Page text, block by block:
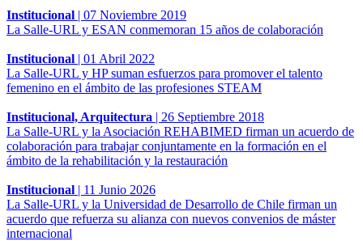
Institucional | 07 Noviembre 2019
La Salle-URL y ESAN conmemoran 15 años de colaboración
Institucional | 01 Abril 2022
La Salle-URL y HP suman esfuerzos para promover el talento
femenino en el ámbito de las profesiones STEAM
Institucional, Arquitectura | 26 Septiembre 2018
La Salle-URL y la Asociación REHABIMED firman un acuerdo de
colaboración para trabajar conjuntamente en la formación en el
ámbito de la rehabilitación y la restauración
Institucional | 11 Junio 2026
La Salle-URL y la Universidad de Desarrollo de Chile firman un
acuerdo que refuerza su alianza con nuevos convenios de máster
internacional